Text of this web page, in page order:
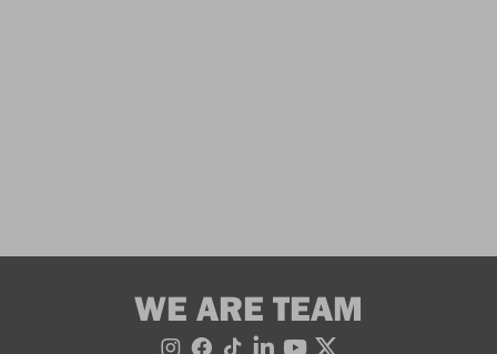
WE ARE TEAM